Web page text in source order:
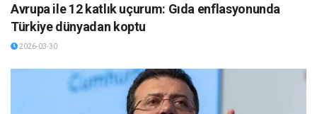
Avrupa ile 12 katlık uçurum: Gıda enflasyonunda
Türkiye dünyadan koptu
2026-03-30